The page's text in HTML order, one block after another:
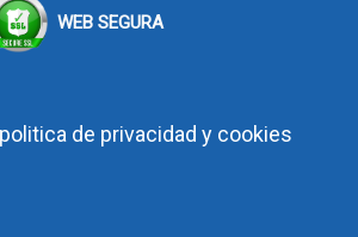
WEB SEGURA
de privacidad y cookies